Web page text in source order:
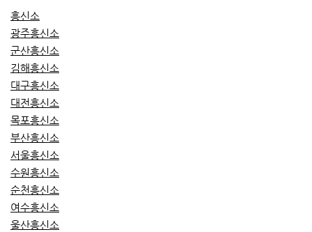
흥신소
광주흥신소
군산흥신소
김해흥신소
대구흥신소
대전흥신소
목포흥신소
부산흥신소
서울흥신소
수원흥신소
순천흥신소
여수흥신소
울산흥신소